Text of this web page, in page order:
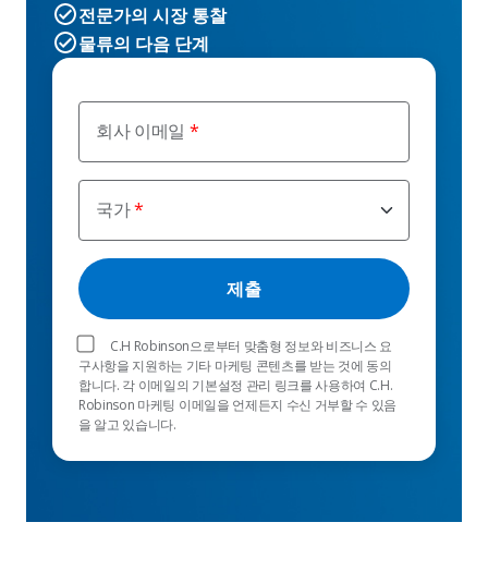
회사 이메일
국가
C.H Robinson으로부터 맞춤형 정보와 비즈니스 요
구사항을 지원하는 기타 마케팅 콘텐츠를 받는 것에 동의
합니다. 각 이메일의 기본설정 관리 링크를 사용하여 C.H.
Robinson 마케팅 이메일을 언제든지 수신 거부할 수 있음
을 알고 있습니다.
전문가의 시장 통찰
물류의 다음 단계